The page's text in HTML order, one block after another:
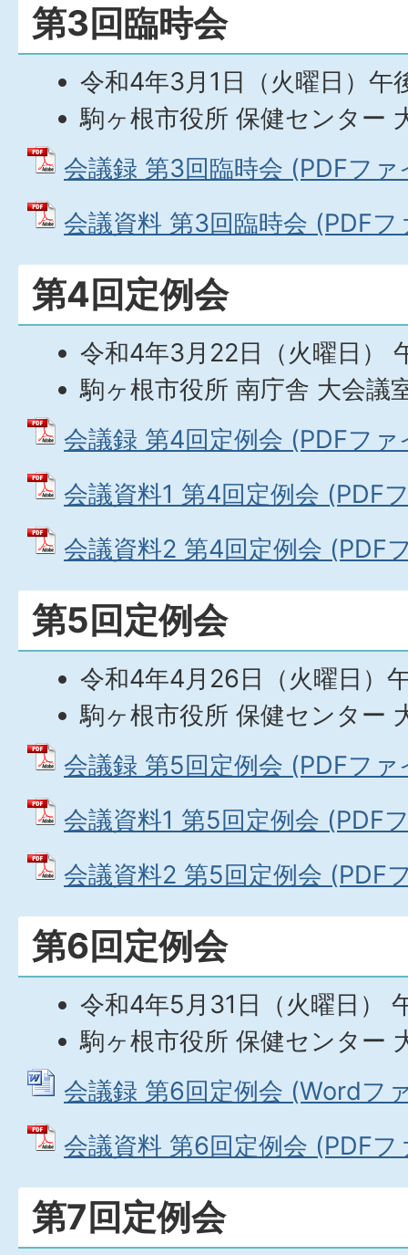
第3回臨時会
令和4年3月1日（火曜日）午
駒ヶ根市役所 保健センター
会議録 第3回臨時会 (PDFフ
会議資料 第3回臨時会 (PDF
第4回定例会
令和4年3月22日（火曜日）
駒ヶ根市役所 南庁舎 大会議
会議録 第4回定例会 (PDFフ
会議資料1 第4回定例会 (PDF
会議資料2 第4回定例会 (PDF
第5回定例会
令和4年4月26日（火曜日）
駒ヶ根市役所 保健センター
会議録 第5回定例会 (PDFフ
会議資料1 第5回定例会 (PDF
会議資料2 第5回定例会 (PDF
第6回定例会
令和4年5月31日（火曜日）
駒ヶ根市役所 保健センター
会議録 第6回定例会 (Wordフ
会議資料 第6回定例会 (PDFフ
第7回定例会